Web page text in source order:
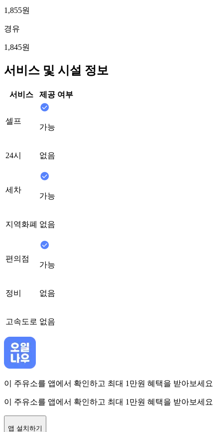
1,855원
경유
1,845원
서비스 및 시설 정보
서비스 제공 여부
셀프
가능
24시 없음
세차
가능
지역화폐 없음
편의점
가능
정비 없음
고속도로 없음
이 주유소를 앱에서 확인하고 최대 1만원 혜택을 받아보세요
이 주유소를 앱에서 확인하고 최대 1만원 혜택을 받아보세요
앱 설치하기